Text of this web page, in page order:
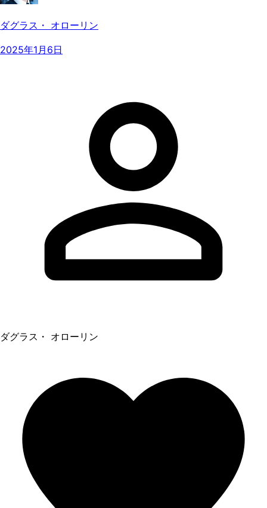
ダグラス・ オローリン
2025年1月6日
ダグラス・ オローリン